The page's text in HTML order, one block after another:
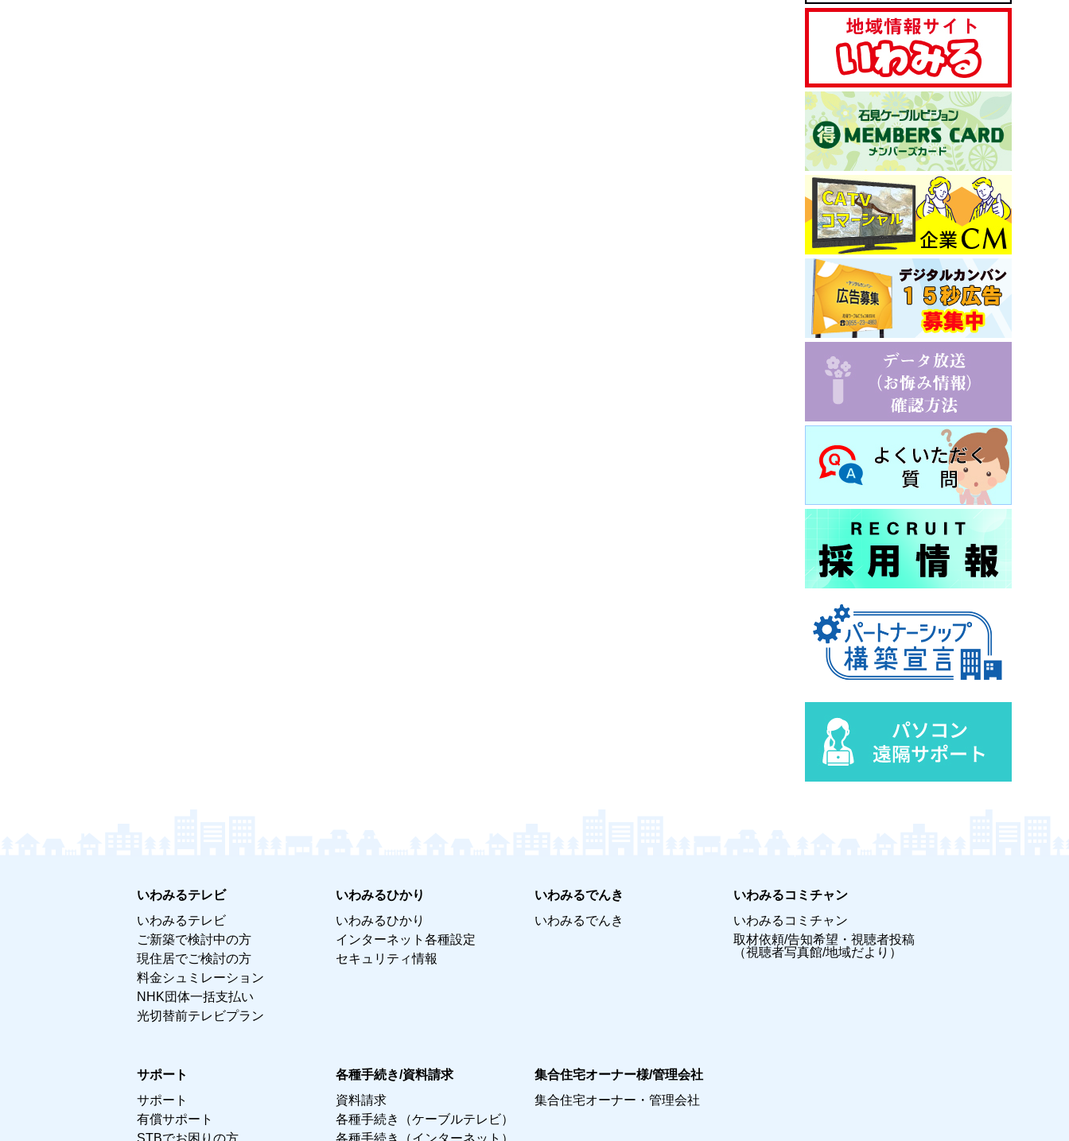
いわみるテレビ
いわみるテレビ
ご新築で検討中の方
現住居でご検討の方
料金シュミレーション
NHK団体一括支払い
光切替前テレビプラン
いわみるひかり
いわみるひかり
インターネット各種設定
セキュリティ情報
いわみるでんき
いわみるでんき
いわみるコミチャン
いわみるコミチャン
取材依頼/告知希望・視聴者投稿
（視聴者写真館/地域だより）
サポート
サポート
有償サポート
STBでお困りの方
各種手続き/資料請求
資料請求
各種手続き（ケーブルテレビ）
各種手続き（インターネット）
集合住宅オーナー様/管理会社
集合住宅オーナー・管理会社